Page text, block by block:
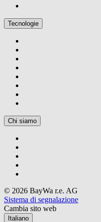
Tecnologie
Chi siamo
© 2026 BayWa r.e. AG
Sistema di segnalazione
Cambia sito web
Italiano